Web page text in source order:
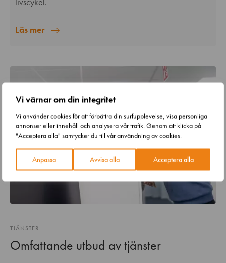
Vi värnar om din integritet
Vi använder cookies för att förbättra din surfupplevelse, visa personliga
annonser eller innehåll och analysera vår trafik. Genom att klicka på
"Acceptera alla" samtycker du till vår användning av cookies.
Anpassa Avvisa alla Acceptera alla
Läs mer
TJÄNSTER
Omfattande utbud av tjänster